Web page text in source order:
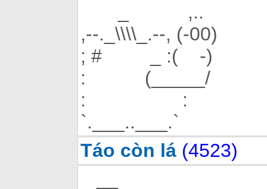
_ ,..
,--._\\\\_.--, (-00)
; # _ :( -)
: (_____/
: :
`.___..___.`
Táo còn lá (4523)